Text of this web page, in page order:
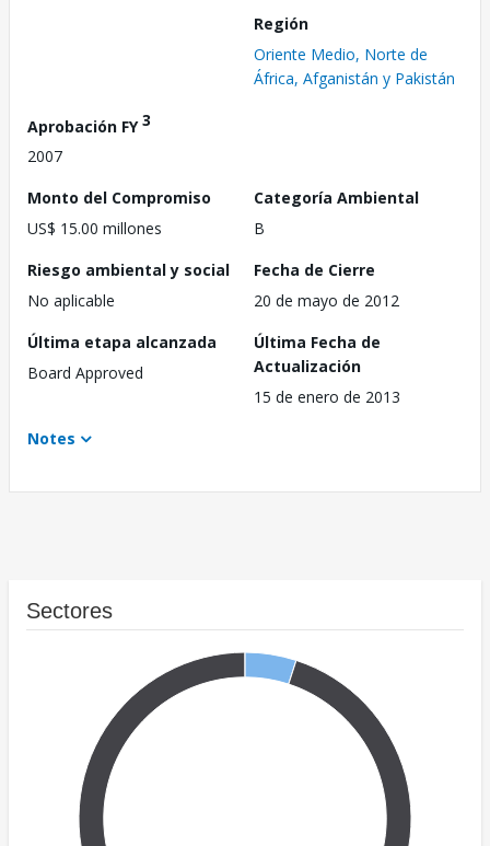
Región
Oriente Medio, Norte de
África, Afganistán y Pakistán
Aprobación FY3
2007
Monto del Compromiso
US$ 15.00 millones
Categoría Ambiental
B
Riesgo ambiental y social
No aplicable
Fecha de Cierre
20 de mayo de 2012
Última etapa alcanzada
Board Approved
Última Fecha de
Actualización
15 de enero de 2013
Notes
Sectores